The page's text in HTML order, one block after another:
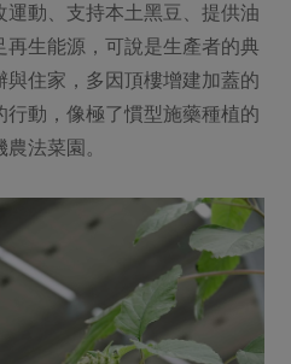
動、支持本土黑豆、提供油
生能源，可說是生產者的典
住家，多因頂樓增建加蓋的
動，像極了慣型施藥種植的
法菜園。